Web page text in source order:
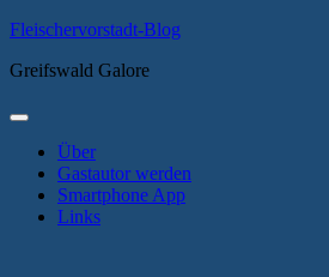
Zum
springen
Fleischervorstadt-Blog
Greifswald Galore
Primäres
Über
Gastautor werden
Smartphone App
Links